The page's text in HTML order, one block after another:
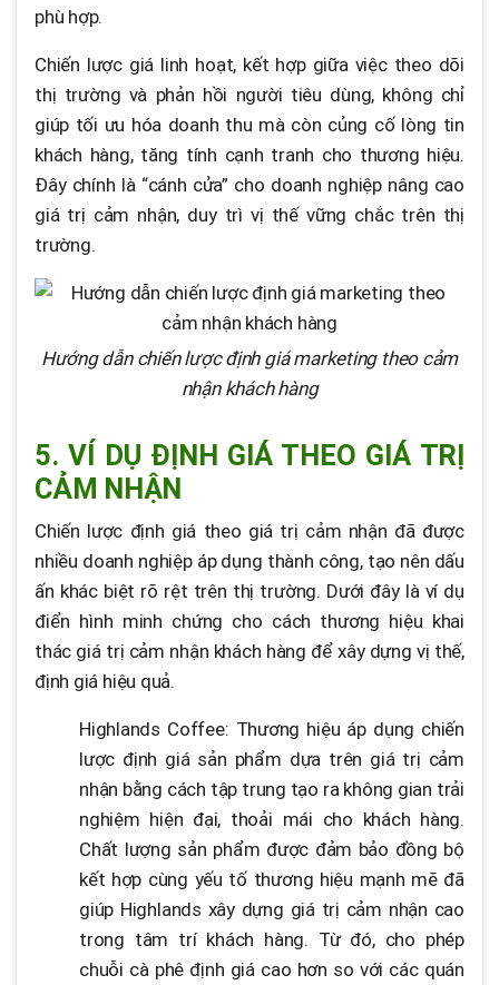
phù hợp.
Chiến lược giá linh hoạt, kết hợp giữa việc theo dõi
thị trường và phản hồi người tiêu dùng, không chỉ
giúp tối ưu hóa doanh thu mà còn củng cố lòng tin
khách hàng, tăng tính cạnh tranh cho thương hiệu.
Đây chính là “cánh cửa” cho doanh nghiệp nâng cao
giá trị cảm nhận, duy trì vị thế vững chắc trên thị
trường.
Hướng dẫn chiến lược định giá marketing theo cảm
nhận khách hàng
5. VÍ DỤ ĐỊNH GIÁ THEO GIÁ TRỊ
CẢM NHẬN
Chiến lược định giá theo giá trị cảm nhận đã được
nhiều doanh nghiệp áp dụng thành công, tạo nên dấu
ấn khác biệt rõ rệt trên thị trường. Dưới đây là ví dụ
điển hình minh chứng cho cách thương hiệu khai
thác giá trị cảm nhận khách hàng để xây dựng vị thế,
định giá hiệu quả.
Highlands Coffee: Thương hiệu áp dụng chiến
lược định giá sản phẩm dựa trên giá trị cảm
nhận bằng cách tập trung tạo ra không gian trải
nghiệm hiện đại, thoải mái cho khách hàng.
Chất lượng sản phẩm được đảm bảo đồng bộ
kết hợp cùng yếu tố thương hiệu mạnh mẽ đã
giúp Highlands xây dựng giá trị cảm nhận cao
trong tâm trí khách hàng. Từ đó, cho phép
chuỗi cà phê định giá cao hơn so với các quán